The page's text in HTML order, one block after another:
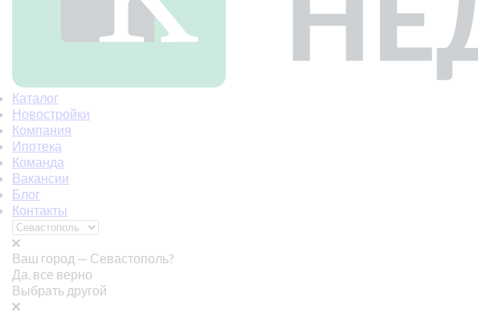
Каталог
Новостройки
Компания
Ипотека
Команда
Вакансии
Блог
Контакты
Ваш город — Севастополь?
Да, все верно
Выбрать другой